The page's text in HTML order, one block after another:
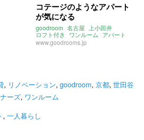
コテージのようなアパート
が気になる
goodroom 名古屋
上小田井
ロフト付き
ワンルーム アパート
一人暮らし
www.goodrooms.jp
, リノベーション, goodroom, 京都, 世田谷
ーズ, ワンルーム
, 一人暮らし